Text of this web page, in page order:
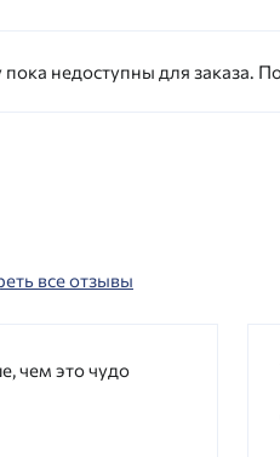
недоступны для заказа.
все отзывы
чем это чудо